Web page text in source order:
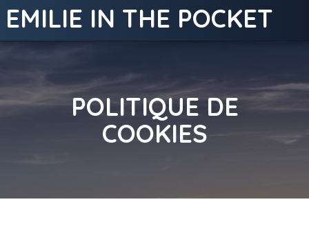
EMILIE IN THE POCKET
POLITIQUE DE
COOKIES